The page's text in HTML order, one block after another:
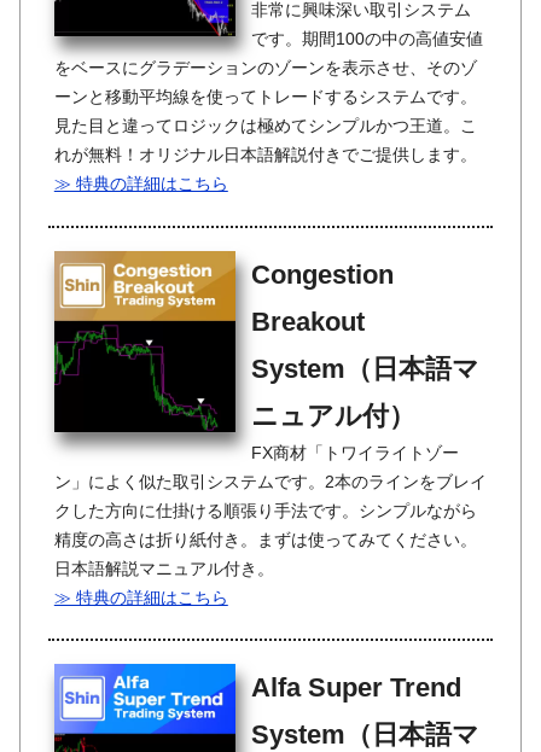
非常に興味深い取引システム
です。期間100の中の高値安値
をベースにグラデーションのゾーンを表示させ、そのゾ
ーンと移動平均線を使ってトレードするシステムです。
見た目と違ってロジックは極めてシンプルかつ王道。こ
れが無料！オリジナル日本語解説付きでご提供します。
≫ 特典の詳細はこちら
Congestion
Breakout
System（日本語マ
ニュアル付）
FX商材「トワイライトゾー
ン」によく似た取引システムです。2本のラインをブレイ
クした方向に仕掛ける順張り手法です。シンプルながら
精度の高さは折り紙付き。まずは使ってみてください。
日本語解説マニュアル付き。
≫ 特典の詳細はこちら
Alfa Super Trend
System（日本語マ